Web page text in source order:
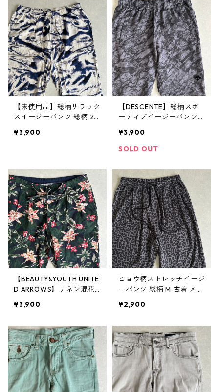
【未使用品】総柄リラック
スイージーパンツ 総柄 2
¥3,900
【DESCENTE】総柄スポ
ーティブイージーパンツ
¥3,900
SOLD OUT
【BEAUTY&YOUTH UNITE
D ARROWS】リネン混花
古着 メンズ
¥3,900
ヒョウ柄ストレッチイージ
ーパンツ 総柄 M 古着 メン
¥2,900